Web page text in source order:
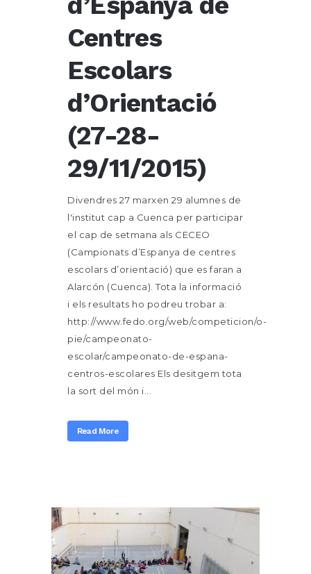
Centres
Escolars
d’Orientació
(27-28-
29/11/2015)
Divendres 27 marxen 29 alumnes de
l'institut cap a Cuenca per participar
el cap de setmana als CECEO
(Campionats d’Espanya de centres
escolars d’orientació) que es faran a
Alarcón (Cuenca). Tota la informació
i els resultats ho podreu trobar a:
http://www.fedo.org/web/competicion/o-
pie/campeonato-
escolar/campeonato-de-espana-
centros-escolares Els desitgem tota
la sort del món i...
Read More